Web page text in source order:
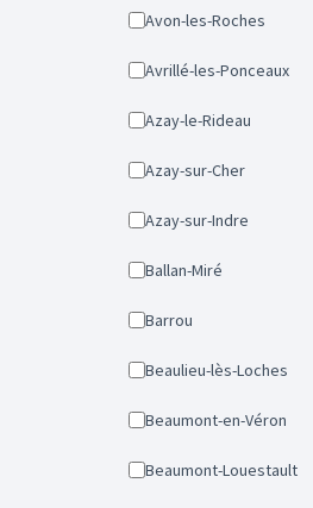
Avon-les-Roches
Avrillé-les-Ponceaux
Azay-le-Rideau
Azay-sur-Cher
Azay-sur-Indre
Ballan-Miré
Barrou
Beaulieu-lès-Loches
Beaumont-en-Véron
Beaumont-Louestault